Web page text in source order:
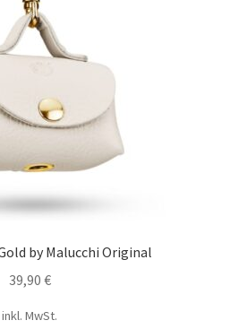
by Malucchi Original
39,90 €
inkl. MwSt.